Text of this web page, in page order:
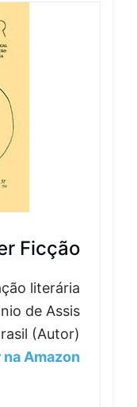
Ficção
literária
de Assis
(Autor)
na Amazon